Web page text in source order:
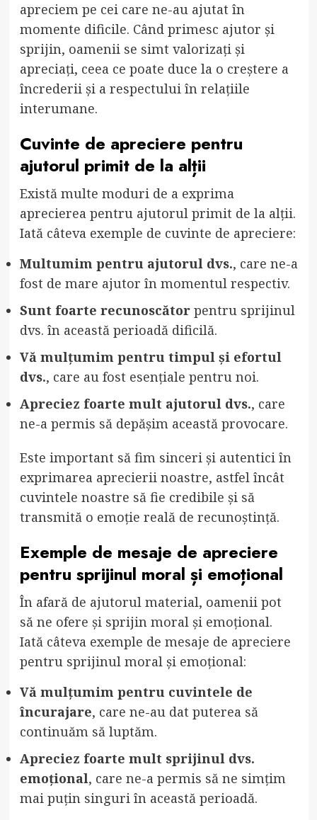
apreciem pe cei care ne-au ajutat în
momente dificile. Când primesc ajutor și
sprijin, oamenii se simt valorizați și
apreciați, ceea ce poate duce la o creștere a
încrederii și a respectului în relațiile
interumane.
Cuvinte de apreciere pentru
ajutorul primit de la alții
Există multe moduri de a exprima
aprecierea pentru ajutorul primit de la alții.
Iată câteva exemple de cuvinte de apreciere:
Multumim pentru ajutorul dvs., care ne-a
fost de mare ajutor în momentul respectiv.
Sunt foarte recunoscătorpentru sprijinul
dvs. în această perioadă dificilă.
Vă mulțumim pentru timpul și efortul
dvs., care au fost esențiale pentru noi.
Apreciez foarte mult ajutorul dvs., care
ne-a permis să depășim această provocare.
Este important să fim sinceri și autentici în
exprimarea aprecierii noastre, astfel încât
cuvintele noastre să fie credibile și să
transmită o emoție reală de recunoștință.
Exemple de mesaje de apreciere
pentru sprijinul moral și emoțional
În afară de ajutorul material, oamenii pot
să ne ofere și sprijin moral și emoțional.
Iată câteva exemple de mesaje de apreciere
pentru sprijinul moral și emoțional:
Vă mulțumim pentru cuvintele de
încurajare, care ne-au dat puterea să
continuăm să luptăm.
Apreciez foarte mult sprijinul dvs.
emoțional, care ne-a permis să ne simțim
mai puțin singuri în această perioadă.